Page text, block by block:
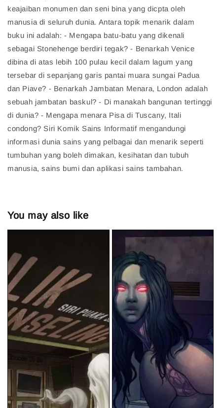
keajaiban monumen dan seni bina yang dicpta oleh
manusia di seluruh dunia. Antara topik menarik dalam
buku ini adalah: - Mengapa batu-batu yang dikenali
sebagai Stonehenge berdiri tegak? - Benarkah Venice
dibina di atas lebih 100 pulau kecil dalam lagum yang
tersebar di sepanjang garis pantai muara sungai Padua
dan Piave? - Benarkah Jambatan Menara, London adalah
sebuah jambatan baskul? - Di manakah bangunan tertinggi
di dunia? - Mengapa menara Pisa di Tuscany, Itali
condong? Siri Komik Sains Informatif mengandungi
informasi dunia sains yang pelbagai dan menarik seperti
tumbuhan yang boleh dimakan, kesihatan dan tubuh
manusia, sains bumi dan aplikasi sains tambahan.
You may also like